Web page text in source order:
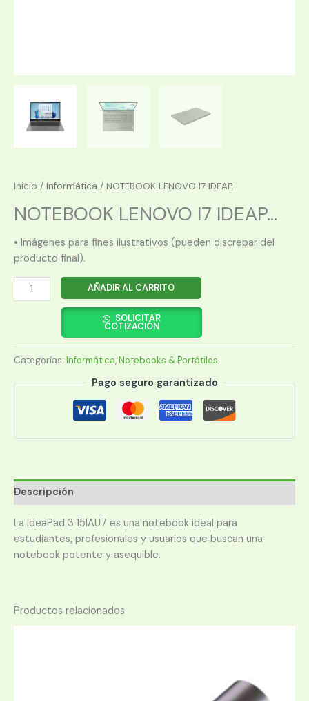
Inicio / Informática / NOTEBOOK LENOVO I7 IDEAP...
NOTEBOOK LENOVO I7 IDEAP...
• Imágenes para fines ilustrativos (pueden discrepar del
producto final).
NOTEBOOK
LENOVO
3
82RK017QUS
1.7/16/512/W11H/15.6"
AÑADIR AL CARRITO
SOLICITAR
COTIZACIÓN
Categorías: Informática,Notebooks & Portátiles
Pago seguro garantizado
Descripción
La IdeaPad 3 15IAU7 es una notebook ideal para
estudiantes, profesionales y usuarios que buscan una
notebook potente y asequible.
Productos relacionados